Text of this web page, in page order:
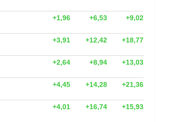
+1,96 +6,53 +9,02
+3,91 +12,42 +18,77
+2,64 +8,94 +13,03
+4,45 +14,28 +21,36
+4,01 +16,74 +15,93